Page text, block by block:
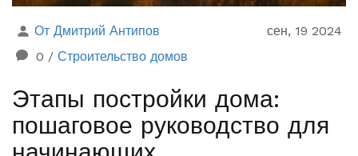
От Дмитрий Антипов
сен, 19 2024
0 / Строительство домов
Этапы постройки дома:
пошаговое руководство для